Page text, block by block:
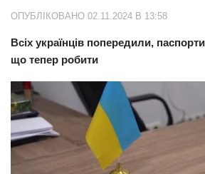
Харків
Донбас
Одеса
Схід
Прикарпаття
Економіка
ОПУБЛІКОВАНО 02.11.2024 В 13:58
Всіх українців попередили,
що тепер робити